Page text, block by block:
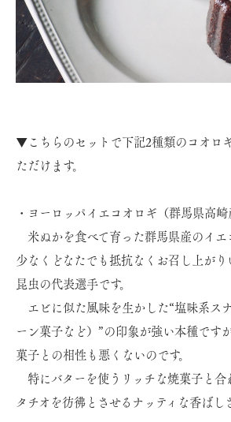
▼こちらのセットで下記2種類のコオロ
ただけます。
・ヨーロッパイエコオロギ（群馬県高崎
米ぬかを食べて育った群馬県産のイ
少なくどなたでも抵抗なくお召し上が
昆虫の代表選手です。
エビに似た風味を生かした“塩味系ス
ーン菓子など）”の印象が強い本種です
菓子との相性も悪くないのです。
特にバターを使うリッチな焼菓子と合
タチオを彷彿とさせるナッティな香ばし